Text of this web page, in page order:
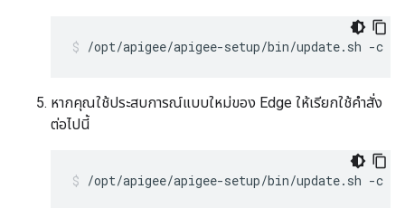
/opt/apigee/apigee-setup/bin/update.sh -c
หากคุณใช้ประสบการณ์แบบใหม่ของ Edge ให้เรียกใช้คำสั่ง
ต่อไปนี้
/opt/apigee/apigee-setup/bin/update.sh -c